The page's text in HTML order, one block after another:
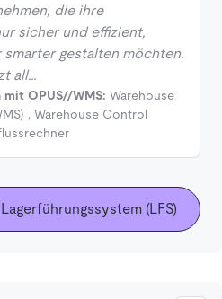
die ihre
sicher und effizient,
gestalten möchten.
all…
OPUS//WMS: Warehouse
, Warehouse Control
(LFS)